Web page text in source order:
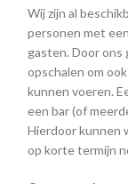
Wij zijn al
personen met
gasten. Door
opschalen om
kunnen voeren.
een bar (of
Hierdoor kunnen
op korte termijn